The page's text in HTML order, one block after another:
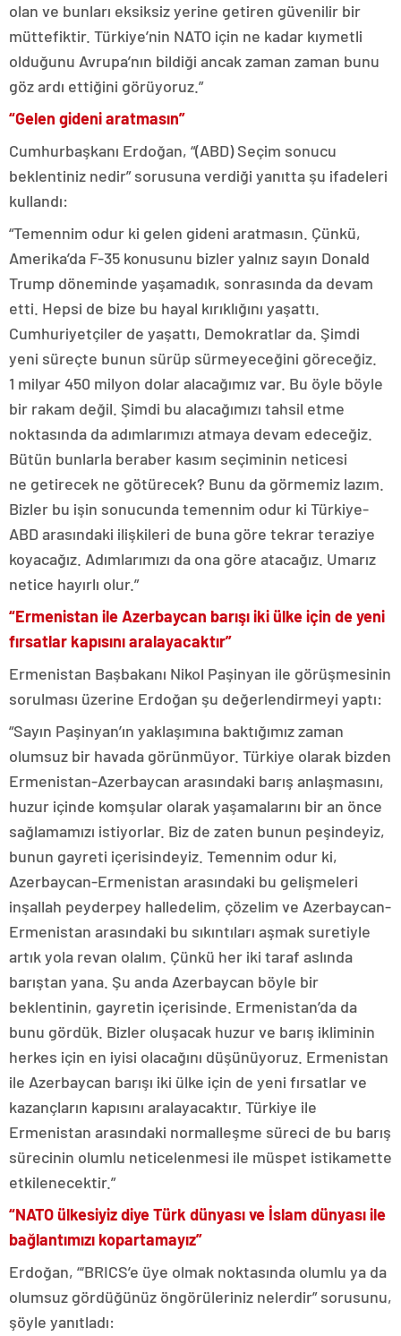
olan ve bunları eksiksiz yerine getiren güvenilir bir
müttefiktir. Türkiye’nin NATO için ne kadar kıymetli
olduğunu Avrupa’nın bildiği ancak zaman zaman bunu
göz ardı ettiğini görüyoruz.”
“Gelen gideni aratmasın”
Cumhurbaşkanı Erdoğan, “(ABD) Seçim sonucu
beklentiniz nedir” sorusuna verdiği yanıtta şu ifadeleri
kullandı:
“Temennim odur ki gelen gideni aratmasın. Çünkü,
Amerika’da F-35 konusunu bizler yalnız sayın Donald
Trump döneminde yaşamadık, sonrasında da devam
etti. Hepsi de bize bu hayal kırıklığını yaşattı.
Cumhuriyetçiler de yaşattı, Demokratlar da. Şimdi
yeni süreçte bunun sürüp sürmeyeceğini göreceğiz.
1 milyar 450 milyon dolar alacağımız var. Bu öyle böyle
bir rakam değil. Şimdi bu alacağımızı tahsil etme
noktasında da adımlarımızı atmaya devam edeceğiz.
Bütün bunlarla beraber kasım seçiminin neticesi
ne getirecek ne götürecek? Bunu da görmemiz lazım.
Bizler bu işin sonucunda temennim odur ki Türkiye-
ABD arasındaki ilişkileri de buna göre tekrar teraziye
koyacağız. Adımlarımızı da ona göre atacağız. Umarız
netice hayırlı olur.”
“Ermenistan ile Azerbaycan barışı iki ülke için de yeni
fırsatlar kapısını aralayacaktır”
Ermenistan Başbakanı Nikol Paşinyan ile görüşmesinin
sorulması üzerine Erdoğan şu değerlendirmeyi yaptı:
“Sayın Paşinyan’ın yaklaşımına baktığımız zaman
olumsuz bir havada görünmüyor. Türkiye olarak bizden
Ermenistan-Azerbaycan arasındaki barış anlaşmasını,
huzur içinde komşular olarak yaşamalarını bir an önce
sağlamamızı istiyorlar. Biz de zaten bunun peşindeyiz,
bunun gayreti içerisindeyiz. Temennim odur ki,
Azerbaycan-Ermenistan arasındaki bu gelişmeleri
inşallah peyderpey halledelim, çözelim ve Azerbaycan-
Ermenistan arasındaki bu sıkıntıları aşmak suretiyle
artık yola revan olalım. Çünkü her iki taraf aslında
barıştan yana. Şu anda Azerbaycan böyle bir
beklentinin, gayretin içerisinde. Ermenistan’da da
bunu gördük. Bizler oluşacak huzur ve barış ikliminin
herkes için en iyisi olacağını düşünüyoruz. Ermenistan
ile Azerbaycan barışı iki ülke için de yeni fırsatlar ve
kazançların kapısını aralayacaktır. Türkiye ile
Ermenistan arasındaki normalleşme süreci de bu barış
sürecinin olumlu neticelenmesi ile müspet istikamette
etkilenecektir.”
“NATO ülkesiyiz diye Türk dünyası ve İslam dünyası ile
bağlantımızı kopartamayız”
Erdoğan, “‘BRICS’e üye olmak noktasında olumlu ya da
olumsuz gördüğünüz öngörüleriniz nelerdir” sorusunu,
şöyle yanıtladı: